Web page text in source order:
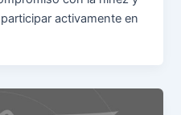
activamente en